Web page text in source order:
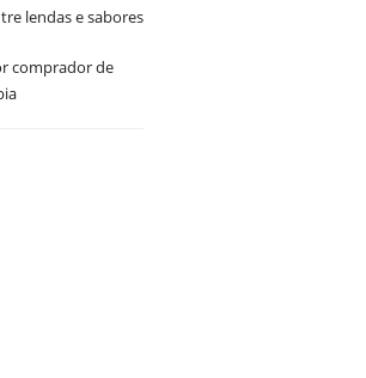
lendas e sabores
comprador de